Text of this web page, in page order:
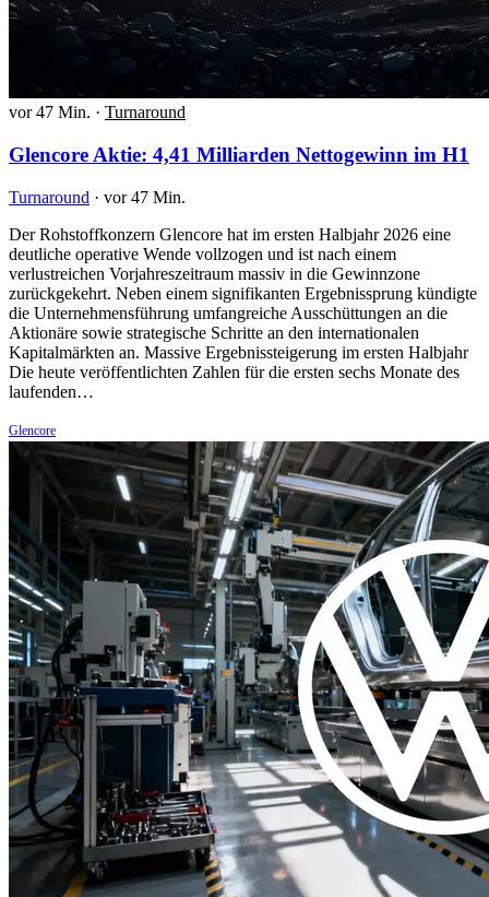
vor 47 Min. · Turnaround
Glencore Aktie: 4,41 Milliarden Nettogewinn im H1
Turnaround · vor 47 Min.
Der Rohstoffkonzern Glencore hat im ersten Halbjahr 2026 eine
deutliche operative Wende vollzogen und ist nach einem
verlustreichen Vorjahreszeitraum massiv in die Gewinnzone
zurückgekehrt. Neben einem signifikanten Ergebnissprung kündigte
die Unternehmensführung umfangreiche Ausschüttungen an die
Aktionäre sowie strategische Schritte an den internationalen
Kapitalmärkten an. Massive Ergebnissteigerung im ersten Halbjahr
Die heute veröffentlichten Zahlen für die ersten sechs Monate des
laufenden…
Glencore